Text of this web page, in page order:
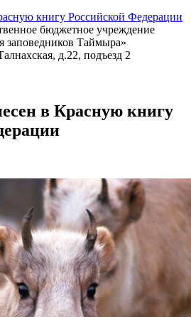
книгу Российской Федерации
д.22, подъезд 2
в Красную книгу